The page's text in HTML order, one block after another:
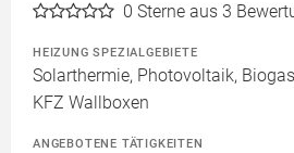
0 Sterne aus 3
HEIZUNG SPEZIALGEBIETE
Solarthermie, Photovoltaik,
KFZ Wallboxen
ANGEBOTENE TÄTIGKEITEN